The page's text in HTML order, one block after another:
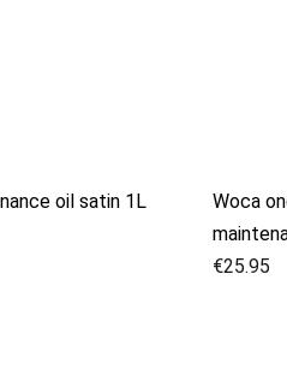
oil satin 1L
Woca
€25.95